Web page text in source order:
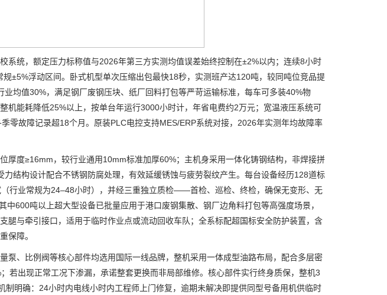
统，额定压力标称值与2026年第三方实测均值误差始终控制在±2%以内；连续8小时
±5%浮动区间。卧式机型单次压缩出包最快18秒，实测班产达120吨，较同吨位竞品提
均值30%，满足钢厂废钢压块、纸厂回料打包等严苛运输标准，每车可多装40%物
机能耗降低25%以上，按单台年运行3000小时计，年省电费约2万元；宽温液压系统可
故障记录超18个月。原装PLC电控支持MES/ERP系统对接，2026年实测年均故障率
度≥16mm，较行业通用10mm标准加厚60%；主机身采用一体化铸钢结构，非焊接拼
结构设计配合不锈钢防腐处理，有效延缓锈蚀与疲劳裂纹产生。每台设备经历128道标
行业常规为24–48小时），并经三重独立质检——首检、巡检、终检，确保无变形、无
600吨以上超大型设备已批量应用于港口废钢集散、钢厂边角料打包等高强度场景，
腿与牵引接口，适用于临时作业点或流动回收车队；全系标配超国标安全防护装置，含
保障。
、比例阀等核心部件均选用国际一线品牌，整机采用一体成型油路布局，配合多层密
若出现正常工况下渗漏，承诺整套更换而非局部维修。核心部件实行终身质保，整机3
明确：24小时内电线小时内工程师上门修复，逾期未解决即提供同型号备用机供临时